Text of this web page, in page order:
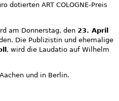
dotierten ART COLOGNE-Preis
am Donnerstag, den 23. April
Die Publizistin und ehemalige
, wird die Laudatio auf Wilhelm
und in Berlin.